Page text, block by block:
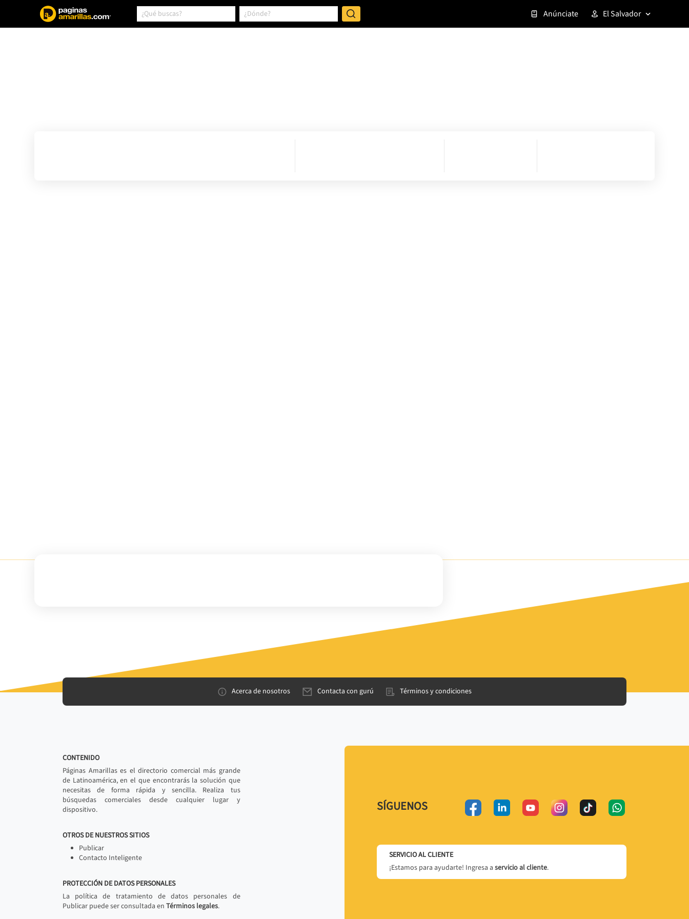
Anúnciate El Salvador
Acerca de nosotros Contacta con gurú Términos y condiciones
CONTENIDO
Páginas Amarillas es el directorio comercial más grande
de Latinoamérica, en el que encontrarás la solución que
necesitas de forma rápida y sencilla. Realiza tus
búsquedas comerciales desde cualquier lugar y
dispositivo.
OTROS DE NUESTROS SITIOS
Publicar
Contacto Inteligente
PROTECCIÓN DE DATOS PERSONALES
La política de tratamiento de datos personales de
Publicar puede ser consultada en Términos legales.
SÍGUENOS
SERVICIO AL CLIENTE
¡Estamos para ayudarte! Ingresa a servicio al cliente.